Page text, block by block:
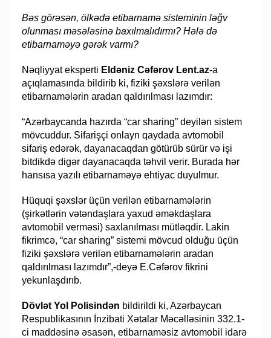
Bəs görəsən, ölkədə etibarnamə sisteminin ləğv
olunması məsələsinə baxılmalıdırmı? Hələ də
etibarnaməyə gərək varmı?
Nəqliyyat eksperti Eldəniz Cəfərov Lent.az-a
açıqlamasında bildirib ki, fiziki şəxslərə verilən
etibarnamələrin aradan qaldırılması lazımdır:
“Azərbaycanda hazırda “car sharing” deyilən sistem
mövcuddur. Sifarişçi onlayn qaydada avtomobil
sifariş edərək, dayanacaqdan götürüb sürür və işi
bitdikdə digər dayanacaqda təhvil verir. Burada hər
hansısa yazılı etibarnaməyə ehtiyac duyulmur.
Hüquqi şəxslər üçün verilən etibarnamələrin
(şirkətlərin vətəndaşlara yaxud əməkdaşlara
avtomobil verməsi) saxlanılması mütləqdir. Lakin
fikrimcə, “car sharing” sistemi mövcud olduğu üçün
fiziki şəxslərə verilən etibarnamələrin aradan
qaldırılması lazımdır”,-deyə E.Cəfərov fikrini
yekunlaşdırıb.
Dövlət Yol Polisindən bildirildi ki, Azərbaycan
Respublikasının İnzibati Xətalar Məcəlləsinin 332.1-
ci maddəsinə əsasən, etibarnaməsiz avtomobil idarə